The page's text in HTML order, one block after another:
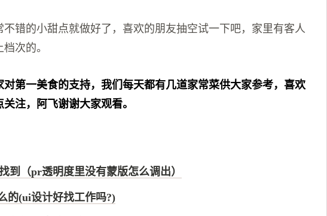
错的小甜点就做好了，喜欢的朋友抽空试一下吧，家里有客人
次的。
对第一美食的支持，我们每天都有几道家常菜供大家参考，喜欢
注，阿飞谢谢大家观看。
到（pr透明度里没有蒙版怎么调出）
的(ui设计好找工作吗?)